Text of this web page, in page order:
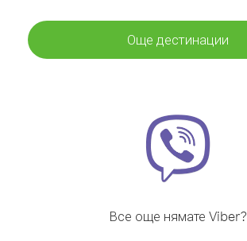
Още дестинации
Все още нямате Viber?